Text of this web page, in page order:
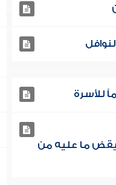
يقض ما عليه من